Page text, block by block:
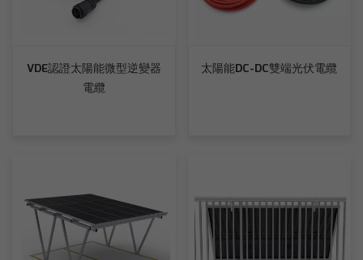
VDE認證太陽能微型逆變器
電纜
太陽能DC-DC雙端光伏電纜